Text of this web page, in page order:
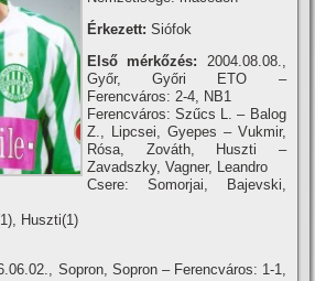
Érkezett: Siófok
Első mérkőzés: 2004.08.08.,
Győr, Győri ETO –
Ferencváros: 2-4, NB1
Ferencváros: Szűcs L. – Balog
Z., Lipcsei, Gyepes – Vukmir,
Rósa, Zováth, Huszti –
Zavadszky, Vagner, Leandro
Csere: Somorjai, Bajevski,
Huszti(1)
Sopron, Sopron – Ferencváros: 1-1,